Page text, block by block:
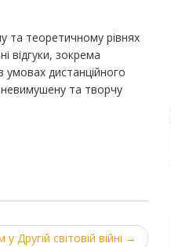
та теоретичному рівнях
відгуки, зокрема
умовах дистанційного
та творчу
світовій війні →